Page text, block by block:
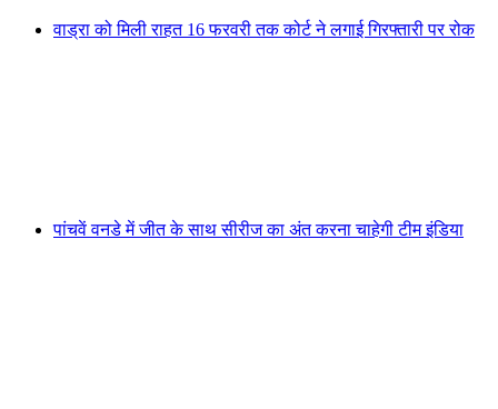
वाड्रा को मिली राहत 16 फरवरी तक कोर्ट ने लगाई गिरफ्तारी पर रोक
पांचवें वनडे में जीत के साथ सीरीज का अंत करना चाहेगी टीम इंडिया